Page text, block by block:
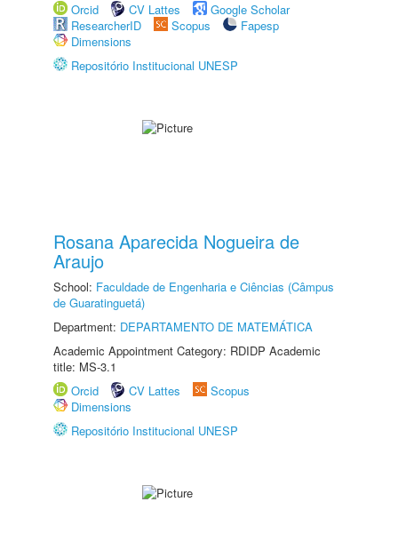
Orcid
CV Lattes
Google Scholar
ResearcherID
Scopus
Fapesp
Dimensions
Repositório Institucional UNESP
Rosana Aparecida Nogueira de
Araujo
School: Faculdade de Engenharia e Ciências (Câmpus
de Guaratinguetá)
Department: DEPARTAMENTO DE MATEMÁTICA
Academic Appointment Category: RDIDP Academic
title: MS-3.1
Orcid
CV Lattes
Scopus
Dimensions
Repositório Institucional UNESP